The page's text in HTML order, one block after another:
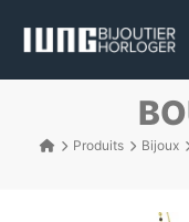
Produits Bijoux